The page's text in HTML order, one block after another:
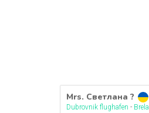
Mrs. Светлана ?
Dubrovnik flughafen - Brela